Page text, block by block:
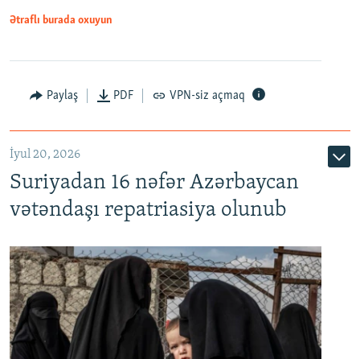
Auto
Ətraflı burada oxuyun
Paylaş PDF VPN-siz açmaq
İyul 20, 2026
Suriyadan 16 nəfər Azərbaycan
vətəndaşı repatriasiya olunub